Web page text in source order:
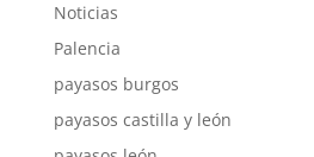
Noticias
Palencia
payasos burgos
payasos castilla y león